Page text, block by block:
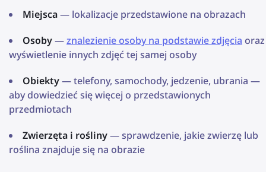
Miejsca— lokalizacje przedstawione na obrazach
Osoby—znalezienie osoby na podstawie zdjęcia oraz
wyświetlenie innych zdjęć tej samej osoby
Obiekty— telefony, samochody, jedzenie, ubrania —
aby dowiedzieć się więcej o przedstawionych
przedmiotach
Zwierzęta i rośliny— sprawdzenie, jakie zwierzę lub
roślina znajduje się na obrazie